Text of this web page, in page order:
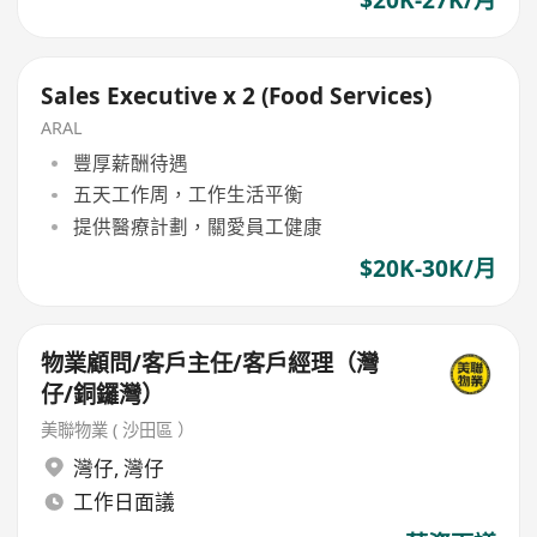
Sales Executive x 2 (Food Services)
ARAL
豐厚薪酬待遇
五天工作周，工作生活平衡
提供醫療計劃，關愛員工健康
$20K-30K/月
物業顧問/客戶主任/客戶經理（灣
仔/銅鑼灣）
美聯物業 ( 沙田區 ）
灣仔, 灣仔
工作日面議